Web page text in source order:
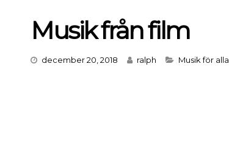
Musik från film
december 20, 2018 ralph Categories
Musik för alla